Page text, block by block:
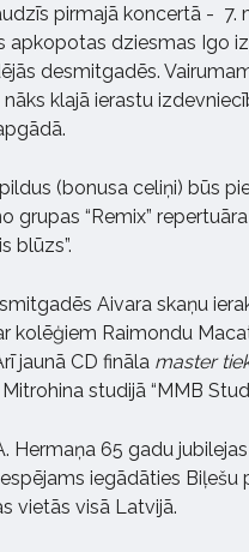
pirmajā koncertā - 7.
apkopotas dziesmas Igo
desmitgadēs.
nāks klajā ierastu
(bonusa celiņi) būs
grupas “Remix” repertuāra
blūzs”.
Aivara skaņu
kolēģiem Raimondu
jaunā CD fināla master
studijā “MMB
Hermaņa 65 gadu
iegādāties Biļešu
vietās visā Latvijā.